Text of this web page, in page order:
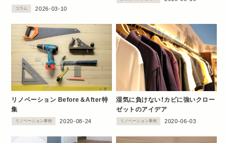
コラム 2026-03-10
リノベーション Before＆After特
集
リノベーション事例 2020-08-24
湿気に負けない！カビに強いクロー
ゼットのアイデア
リノベーション事例 2020-06-03